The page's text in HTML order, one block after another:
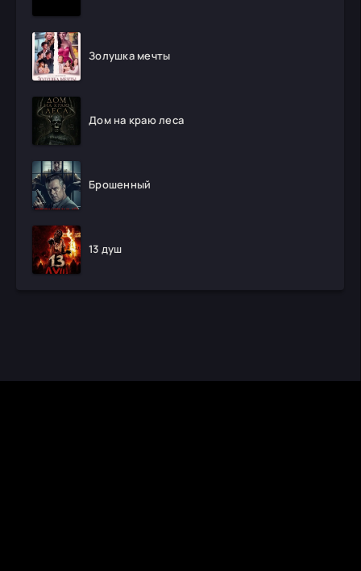
Золушка мечты
Дом на краю леса
Брошенный
13 душ